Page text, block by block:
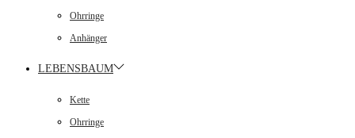
Ohrringe
Anhänger
LEBENSBAUM
Kette
Ohrringe